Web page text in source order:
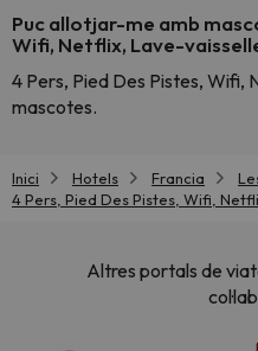
Puc allotjar-me amb
Wifi, Netflix, Lave-
4 Pers, Pied Des Pistes,
mascotes.
Inici Hotels Francia
4 Pers, Pied Des Pistes, Wifi,
Altres portals de